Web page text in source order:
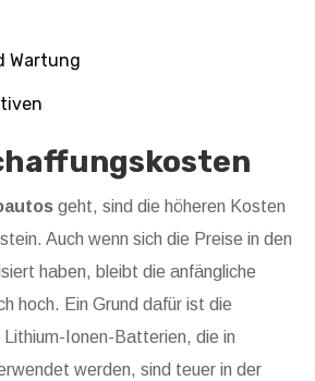
Wartung
geht, sind die höheren Kosten
Auch wenn sich die Preise in den
haben, bleibt die anfängliche
hoch. Ein Grund dafür ist die
Ionen-Batterien, die in
werden, sind teuer in der